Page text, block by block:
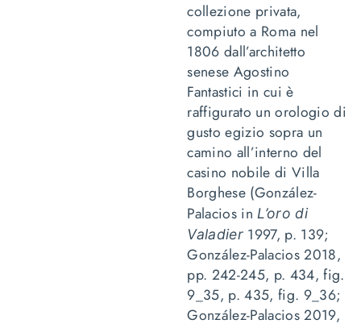
collezione privata,
compiuto a Roma nel
1806 dall’architetto
senese Agostino
Fantastici in cui è
raffigurato un orologio di
gusto egizio sopra un
camino all’interno del
casino nobile di Villa
Borghese (González-
Palacios inL’oro di
Valadier 1997, p. 139;
González-Palacios 2018,
pp. 242-245, p. 434, fig.
9_35, p. 435, fig. 9­_36;
González-Palacios 2019,